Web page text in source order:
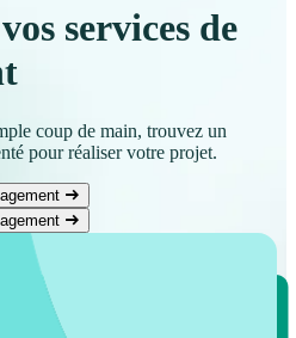
services de
coup de main, trouvez un
pour réaliser votre projet.